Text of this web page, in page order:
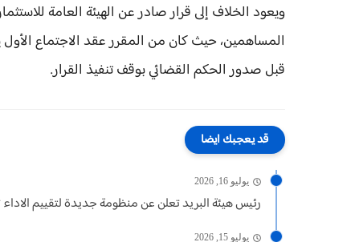
ويعود الخلاف إلى قرار صادر عن الهيئة العامة
قبل صدور الحكم القضائي بوقف تنفيذ القرار.
قد يعجبك ايضا
يوليو 16, 2026
رئيس هيئة البريد تعلن عن منظومة جديدة لتقييم
يوليو 15, 2026